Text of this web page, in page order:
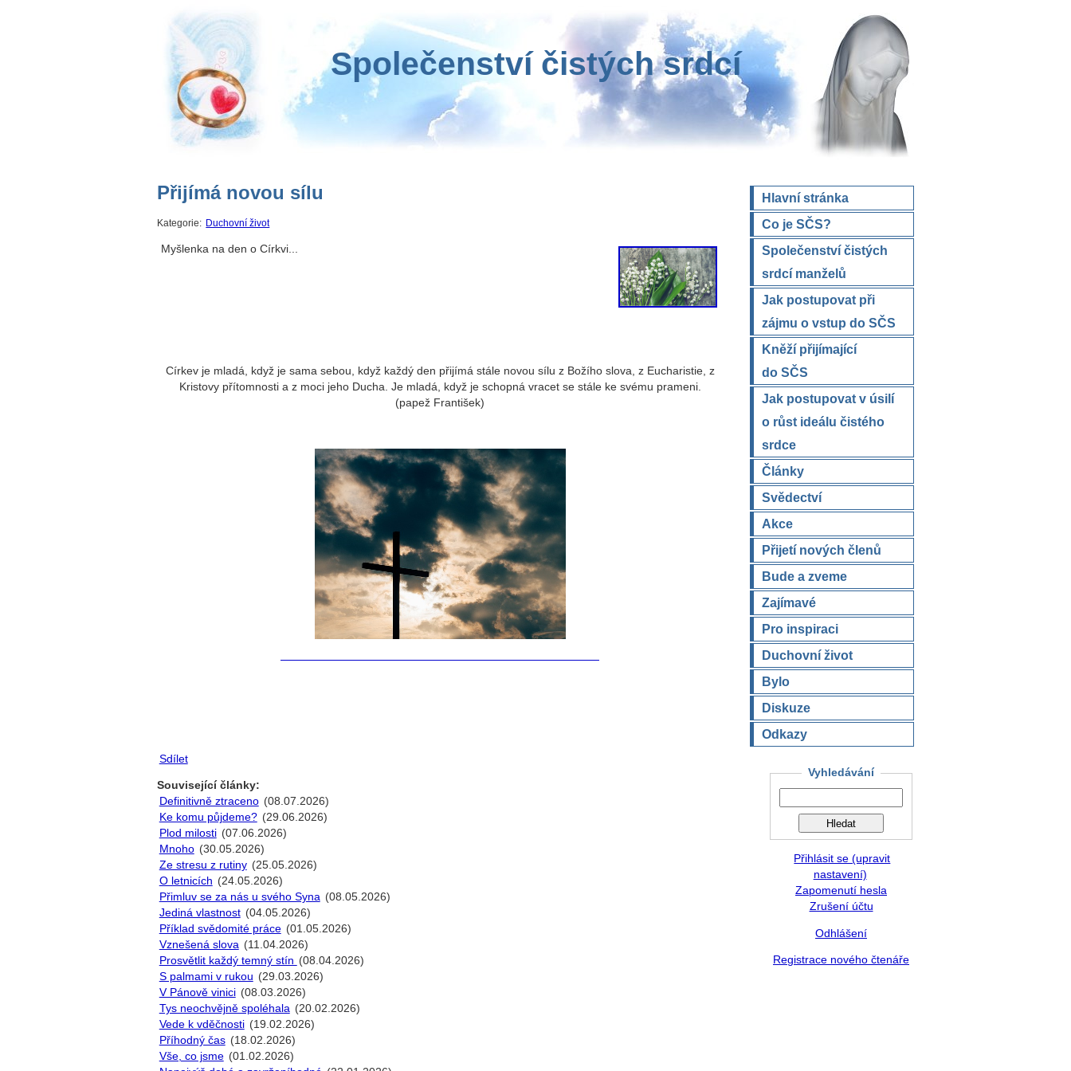
Společenství čistých srdcí
Hlavní stránka
Co je SČS?
Společenství čistých
srdcí manželů
Jak postupovat při
zájmu o vstup do SČS
Kněží přijímající
do SČS
Jak postupovat v úsilí
o růst ideálu čistého
srdce
Články
Svědectví
Akce
Přijetí nových členů
Bude a zveme
Zajímavé
Pro inspiraci
Duchovní život
Bylo
Diskuze
Odkazy
Přijímá novou sílu
Kategorie: Duchovní život
Myšlenka na den o Církvi...
Církev je mladá, když je sama sebou, když každý den přijímá stále novou sílu z Božího slova, z Eucharistie, z
Kristovy přítomnosti a z moci jeho Ducha. Je mladá, když je schopná vracet se stále ke svému prameni.
(papež František)
Sdílet
Související články:
Definitivně ztraceno (08.07.2026)
Ke komu půjdeme? (29.06.2026)
Plod milosti (07.06.2026)
Mnoho (30.05.2026)
Ze stresu z rutiny (25.05.2026)
O letnicích (24.05.2026)
Přimluv se za nás u svého Syna (08.05.2026)
Jediná vlastnost (04.05.2026)
Příklad svědomité práce (01.05.2026)
Vznešená slova (11.04.2026)
Prosvětlit každý temný stín (08.04.2026)
S palmami v rukou (29.03.2026)
V Pánově vinici (08.03.2026)
Tys neochvějně spoléhala (20.02.2026)
Vede k vděčnosti (19.02.2026)
Příhodný čas (18.02.2026)
Vše, co jsme (01.02.2026)
Vyhledávání
Přihlásit se (upravit
nastavení)
Zapomenutí hesla
Zrušení účtu
Odhlášení
Registrace nového čtenáře